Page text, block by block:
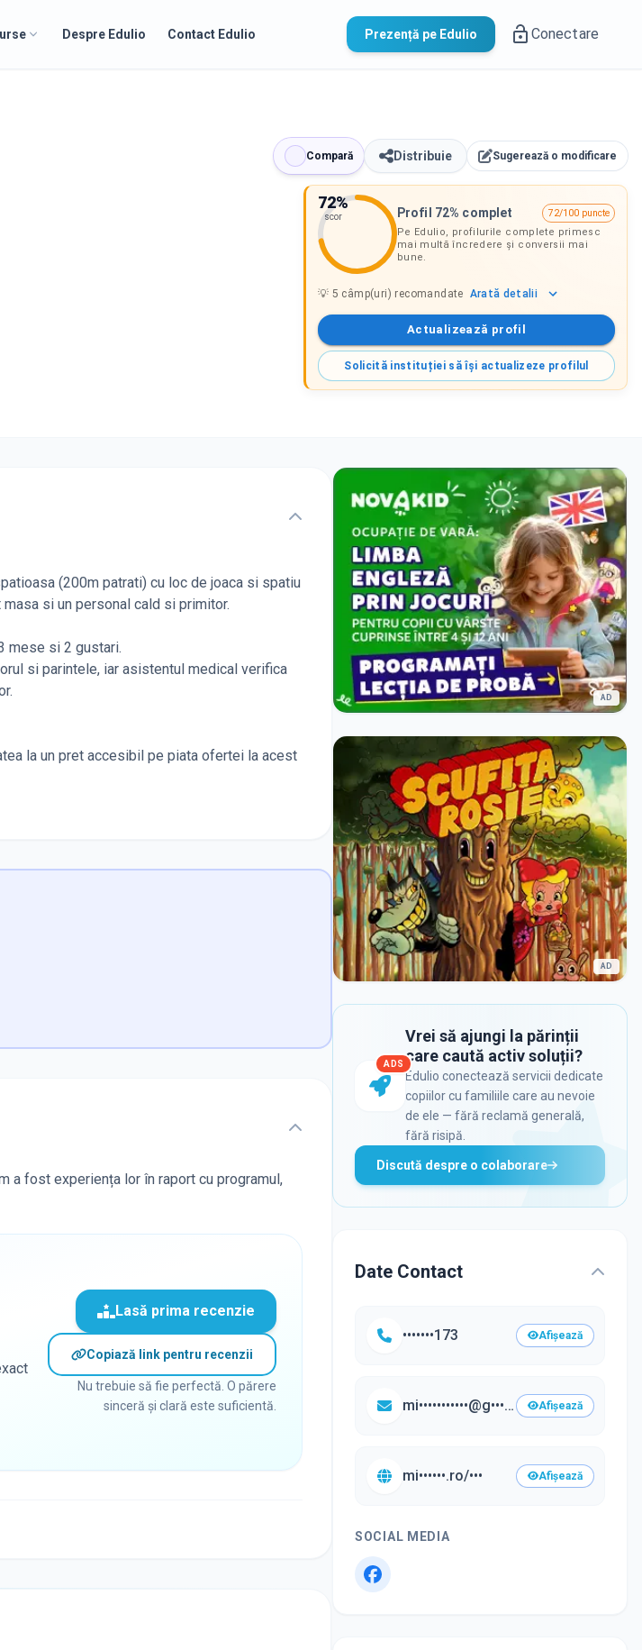
Despre Edulio Contact Edulio Prezență pe Edulio Conectare
Compară Distribuie Sugerează o modificare
72%
scor Profil 72% complet
72/100 puncte
Pe Edulio, profilurile complete primesc
mai multă încredere și conversii mai
bune.
💡 5 câmp(uri) recomandate Arată detalii
Actualizează profil
Solicită instituției să își actualizeze profilul
(200m patrati) cu loc de joaca si spatiu
si un personal cald si primitor.
mese si 2 gustari.
si parintele, iar asistentul medical verifica
la un pret accesibil pe piata ofertei la acest
a fost experiența lor în raport cu programul,
Lasă prima recenzie
Copiază link pentru recenzii
Nu trebuie să fie perfectă. O părere
sinceră și clară este suficientă.
AD
AD
ADS
Vrei să ajungi la părinții
care caută activ soluții?
Edulio conectează servicii dedicate
copiilor cu familiile care au nevoie
de ele — fără reclamă generală,
fără risipă.
Discută despre o colaborare
Date Contact
•••••••173 Afișează
mi•••••••••••@g••••.comAfișează
mi••••••.ro/••• Afișează
SOCIAL MEDIA